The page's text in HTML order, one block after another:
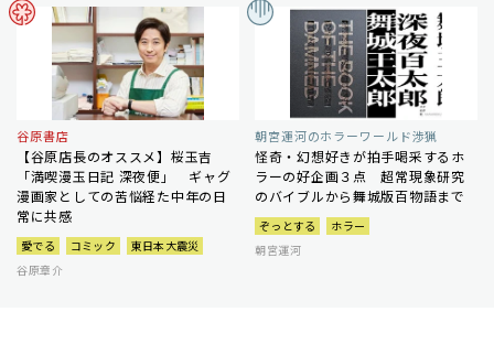
谷原書店
【谷原店長のオススメ】桜玉吉
「満喫漫玉日記 深夜便」 ギャグ
漫画家としての苦悩経た中年の日
常に共感
愛でる コミック
東日本大震災
谷原章介
朝宮運河のホラーワールド渉猟
怪奇・幻想好きが拍手喝采するホ
ラーの好企画３点 超常現象研究
のバイブルから舞城版百物語まで
ぞっとする
ホラー
朝宮運河